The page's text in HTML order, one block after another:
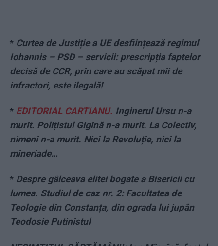
* Curtea de Justiție a UE desființează regimul
Iohannis – PSD – servicii: prescripția faptelor
decisă de CCR, prin care au scăpat mii de
infractori, este ilegală!
* EDITORIAL CARTIANU. Inginerul Ursu n-a
murit. Polițistul Gigină n-a murit. La Colectiv,
nimeni n-a murit. Nici la Revoluție, nici la
mineriade…
* Despre gâlceava elitei bogate a Bisericii cu
lumea. Studiul de caz nr. 2: Facultatea de
Teologie din Constanța, din ograda lui jupân
Teodosie Putinistul